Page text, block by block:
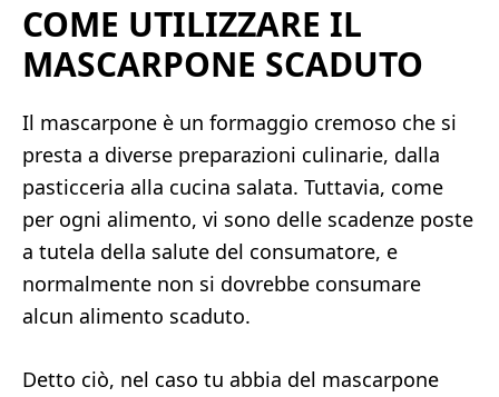
COME UTILIZZARE IL
MASCARPONE SCADUTO
Il mascarpone è un formaggio cremoso che si
presta a diverse preparazioni culinarie, dalla
pasticceria alla cucina salata. Tuttavia, come
per ogni alimento, vi sono delle scadenze poste
a tutela della salute del consumatore, e
normalmente non si dovrebbe consumare
alcun alimento scaduto.
Detto ciò, nel caso tu abbia del mascarpone